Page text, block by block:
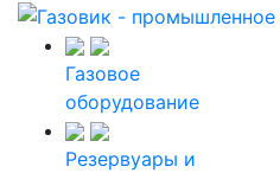
Газовое
оборудование
Резервуары и